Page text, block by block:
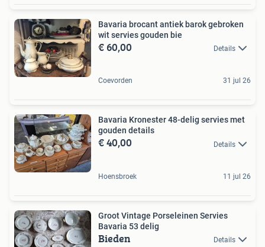
Bavaria brocant antiek barok gebroken
wit servies gouden bie
€ 60,00 Details
Coevorden 31 jul 26
Bavaria Kronester 48-delig servies met
gouden details
€ 40,00 Details
Hoensbroek 11 jul 26
Groot Vintage Porseleinen Servies
Bavaria 53 delig
Bieden Details